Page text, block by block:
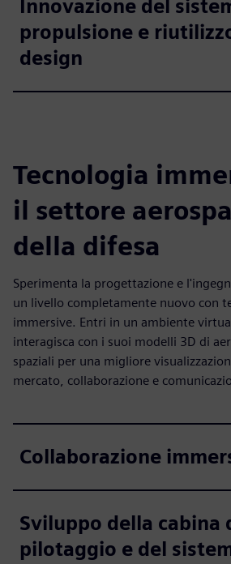
Innovazione del
propulsione e
design
Tecnologia
il settore
della difesa
Sperimenta la progettazione e
un livello completamente nuovo con
immersive. Entri in un ambiente
interagisca con i suoi modelli 3D di
spaziali per una migliore
mercato, collaborazione e
Collaborazione
Sviluppo della cabina
pilotaggio e del